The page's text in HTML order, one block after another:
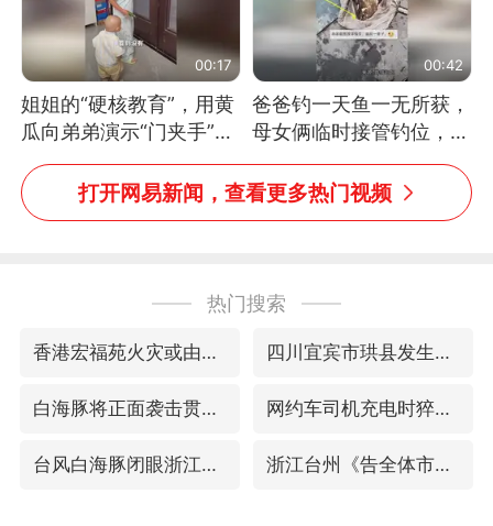
00:17
姐姐的“硬核教育”，用黄
瓜向弟弟演示“门夹手”，
网友：果然言传不如身
教！
00:42
爸爸钓一天鱼一无所获，
母女俩临时接管钓位，用
玩具鱼竿钓上大鱼
打开网易新闻，查看更多热门视频
热门搜索
香港宏福苑火灾或由烟头引起 四川宜宾市珙县发生3.4级地震
白海豚将正面袭击贯穿浙江 网约车司机充电时猝死保险拒赔
台风白海豚闭眼浙江上海处于危险半圆 浙江台州《告全体市民书》